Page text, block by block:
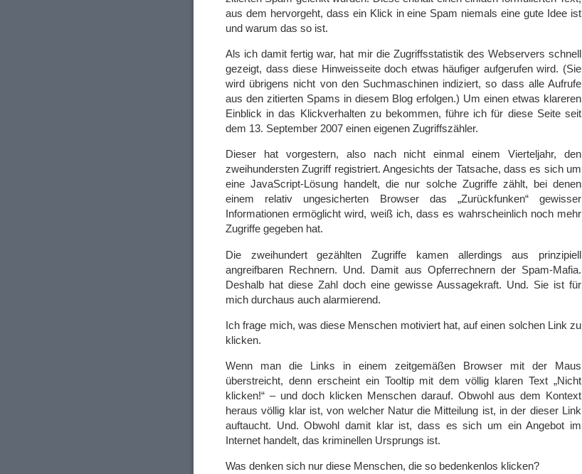
aus dem hervorgeht, dass ein Klick in eine Spam niemals eine gute Idee ist
und warum das so ist.
Als ich damit fertig war, hat mir die Zugriffsstatistik des Webservers schnell
gezeigt, dass diese Hinweisseite doch etwas häufiger aufgerufen wird. (Sie
wird übrigens nicht von den Suchmaschinen indiziert, so dass alle Aufrufe
aus den zitierten Spams in diesem Blog erfolgen.) Um einen etwas klareren
Einblick in das Klickverhalten zu bekommen, führe ich für diese Seite seit
dem 13. September 2007 einen eigenen Zugriffszähler.
Dieser hat vorgestern, also nach nicht einmal einem Vierteljahr, den
zweihundersten Zugriff registriert. Angesichts der Tatsache, dass es sich um
eine JavaScript-Lösung handelt, die nur solche Zugriffe zählt, bei denen
einem relativ ungesicherten Browser das „Zurückfunken“ gewisser
Informationen ermöglicht wird, weiß ich, dass es wahrscheinlich noch mehr
Zugriffe gegeben hat.
Die zweihundert gezählten Zugriffe kamen allerdings aus prinzipiell
angreifbaren Rechnern. Und. Damit aus Opferrechnern der Spam-Mafia.
Deshalb hat diese Zahl doch eine gewisse Aussagekraft. Und. Sie ist für
mich durchaus auch alarmierend.
Ich frage mich, was diese Menschen motiviert hat, auf einen solchen Link zu
klicken.
Wenn man die Links in einem zeitgemäßen Browser mit der Maus
überstreicht, denn erscheint ein Tooltip mit dem völlig klaren Text „Nicht
klicken!“ – und doch klicken Menschen darauf. Obwohl aus dem Kontext
heraus völlig klar ist, von welcher Natur die Mitteilung ist, in der dieser Link
auftaucht. Und. Obwohl damit klar ist, dass es sich um ein Angebot im
Internet handelt, das kriminellen Ursprungs ist.
Was denken sich nur diese Menschen, die so bedenkenlos klicken?